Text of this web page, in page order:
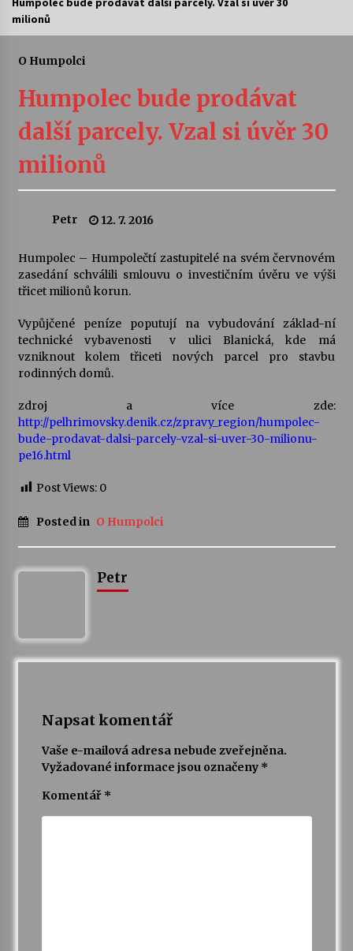
Vernisáž výstavy Josefíny Duškové: Stávám se
30. 7. 2026
30. 7. 2026
šedesátka: 28. 7.–1. 8. 2026
28. 7. 2026
Jenakaši
28. 7. 2026
23. 7. 2026
Vysočinka
17. 7. 2026
Varhanní recitál Michala Novenka v Klášteře
Želiv
3. 7. 2026
Petr Adamec – Malovaný svět
milionů
O Humpolci
Humpolec bude prodávat
další parcely. Vzal si úvěr 30
milionů
Petr 12. 7. 2016
Humpolec – Humpolečtí zastupitelé na svém červnovém
zasedání schválili smlouvu o investičním úvěru ve výši
třicet milionů korun.
Vypůjčené peníze poputují na vybudování základ-ní
technické vybavenosti v ulici Blanická, kde má
vzniknout kolem třiceti nových parcel pro stavbu
rodinných domů.
zdroj a více zde:
http://pelhrimovsky.denik.cz/zpravy_region/humpolec-
bude-prodavat-dalsi-parcely-vzal-si-uver-30-milionu-
pe16.html
Post Views: 0
Posted in O Humpolci
Petr
Napsat komentář
Vaše e-mailová adresa nebude zveřejněna.
Vyžadované informace jsou označeny *
Komentář *